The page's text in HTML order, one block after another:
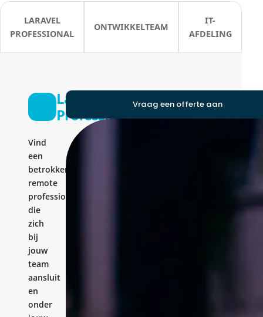
LARAVEL
PROFESSIONAL
ONTWIKKELTEAM
IT-
AFDELING
Laravel
Professional
Vind
een
betrokken
remote
professional
die
zich
bij
jouw
team
aansluit
en
onder
Vraag een offerte aan